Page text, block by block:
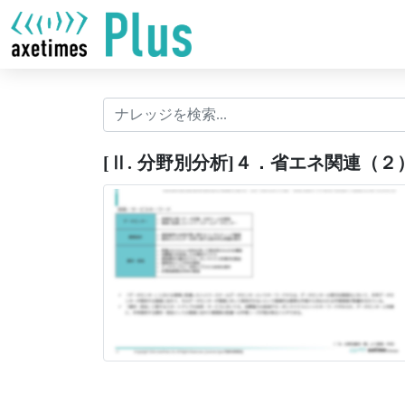
[Ⅱ. 分野別分析]４．省エネ関連（２